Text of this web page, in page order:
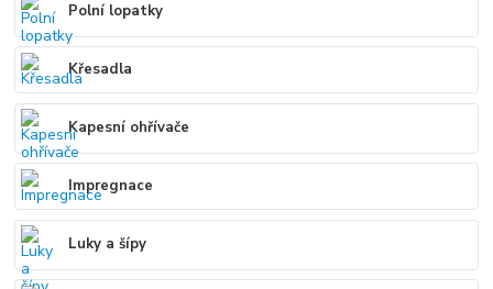
Polní lopatky
Křesadla
Kapesní ohřívače
Impregnace
Luky a šípy